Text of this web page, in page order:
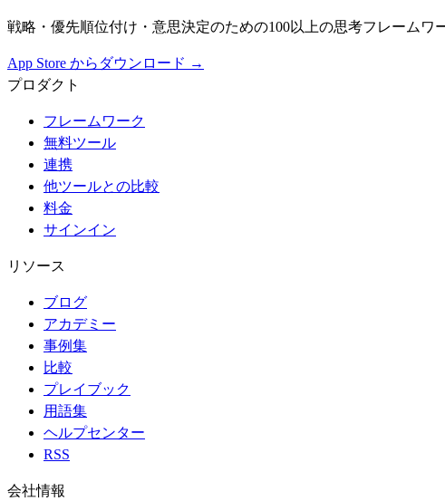
戦略・優先順位付け・意思決定のための100以上の思考フレームワ
App Store からダウンロード →
プロダクト
フレームワーク
無料ツール
連携
他ツールとの比較
料金
サインイン
リソース
ブログ
アカデミー
事例集
比較
プレイブック
用語集
ヘルプセンター
RSS
会社情報